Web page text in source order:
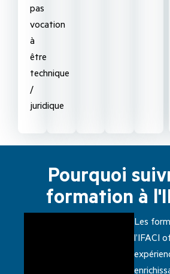
pas
vocation
à
être
technique
/
juridique
Pourquoi
formation à
Les
l’IFACI